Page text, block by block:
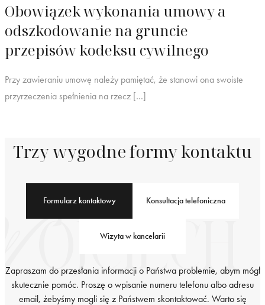
Obowiązek wykonania umowy a
odszkodowanie na gruncie
przepisów kodeksu cywilnego
Przy zawieraniu umowę należy pamiętać, że stanowi ona swoiste
przyrzeczenia spełnienia na rzecz […]
Trzy wygodne formy kontaktu
Formularz kontaktowy Konsultacja telefoniczna
Wizyta w kancelarii
Zapraszam do przesłania informacji o Państwa problemie, abym mógł
skutecznie pomóc. Proszę o wpisanie numeru telefonu albo adresu
email, żebyśmy mogli się z Państwem skontaktować. Warto się